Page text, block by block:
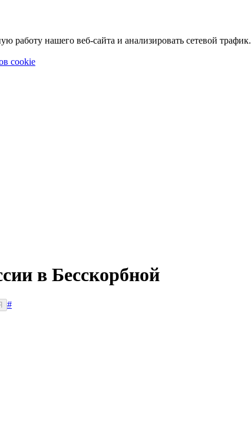
работу нашего веб-сайта и анализировать сетевой трафик.
cookie
в Бесскорбной
#